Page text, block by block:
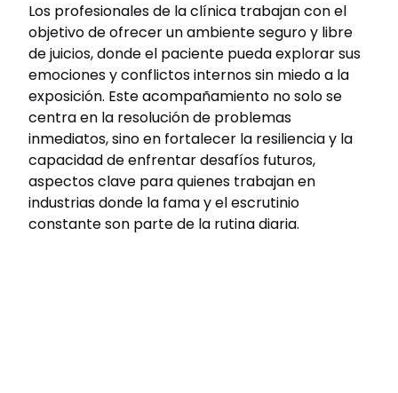
Los profesionales de la clínica trabajan con el
objetivo de ofrecer un ambiente seguro y libre
de juicios, donde el paciente pueda explorar sus
emociones y conflictos internos sin miedo a la
exposición. Este acompañamiento no solo se
centra en la resolución de problemas
inmediatos, sino en fortalecer la resiliencia y la
capacidad de enfrentar desafíos futuros,
aspectos clave para quienes trabajan en
industrias donde la fama y el escrutinio
constante son parte de la rutina diaria.